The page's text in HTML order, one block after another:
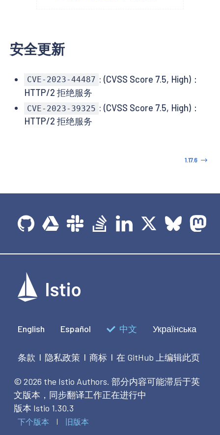
安全更新
CVE-2023-44487 : (CVSS Score 7.5, High)：
HTTP/2 拒绝服务
CVE-2023-39325 : (CVSS Score 7.5, High)：
HTTP/2 拒绝服务
1.17.6
English Español 中文 Українська
条款 | 隐私政策 | 商标 | 在 GitHub 上编辑此页
© 2026 the Istio Authors. 部分内容可能滞后于英
文版本，同步翻译工作正在进行中
版本 Istio 1.30.3
下个版本 旧版本